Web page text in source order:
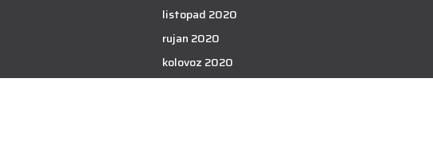
listopad 2020
rujan 2020
kolovoz 2020